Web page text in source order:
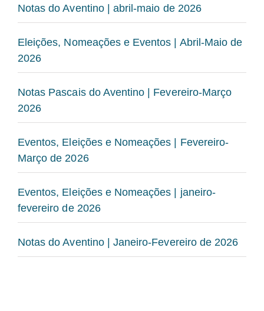
Notas do Aventino | abril-maio de 2026
Eleições, Nomeações e Eventos | Abril-Maio de
2026
Notas Pascais do Aventino | Fevereiro-Março
2026
Eventos, Eleições e Nomeações | Fevereiro-
Março de 2026
Eventos, Eleições e Nomeações | janeiro-
fevereiro de 2026
Notas do Aventino | Janeiro-Fevereiro de 2026